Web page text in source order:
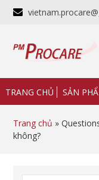
TRANG CHỦ SẢN
Trang chủ »
không?